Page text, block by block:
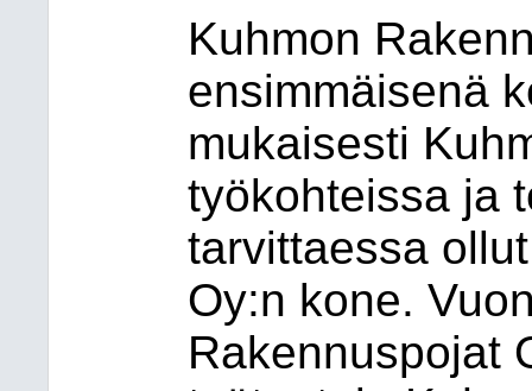
Kuhmon
ensimmäisenä
mukaisesti
työkohteissa ja
tarvittaessa
Oy:n kone.
Rakennuspojat